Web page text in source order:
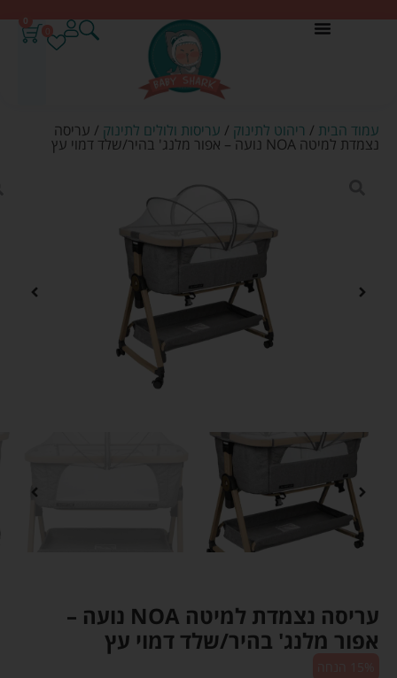
0
עמוד הבית / ריהוט לתינוק / עריסות ולולים לתינוק / עריסה
נצמדת למיטה NOA נועה – אפור מלנג' בהיר/שלד דמוי עץ
עריסה נצמדת למיטה NOA נועה –
אפור מלנג' בהיר/שלד דמוי עץ